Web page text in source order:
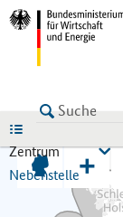
Zentrum
Nebenstelle+